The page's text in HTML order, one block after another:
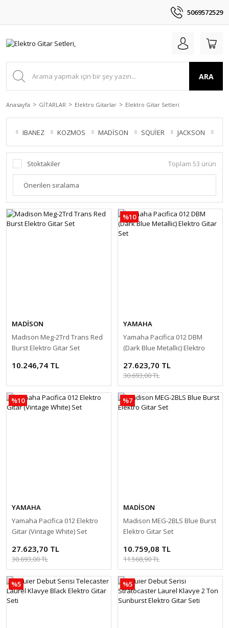
5069572529
ARA
Anasayfa GİTARLAR Elektro Gitarlar Elektro Gitar Setleri
IBANEZ KOZMOS MADİSON SQUİER JACKSON
Stoktakiler Toplam 53 ürün
MADİSON
Madison Meg-2Trd Trans Red
Burst Elektro Gitar Set
10.246,74 TL
%10
YAMAHA
Yamaha Pacifica 012 DBM
(Dark Blue Metallic) Elektro
27.623,70 TL
30.693,00 TL
%10
YAMAHA
Yamaha Pacifica 012 Elektro
Gitar (Vintage White) Set
27.623,70 TL
30.693,00 TL
%7
MADİSON
Madison MEG-2BLS Blue Burst
Elektro Gitar Set
10.759,08 TL
11.568,90 TL
%5 %5